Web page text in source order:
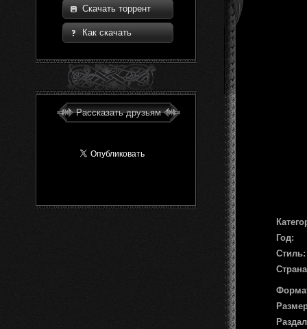
Скачать торрент
Как скачать
Рассказать друзьям
Год:
Стиль: